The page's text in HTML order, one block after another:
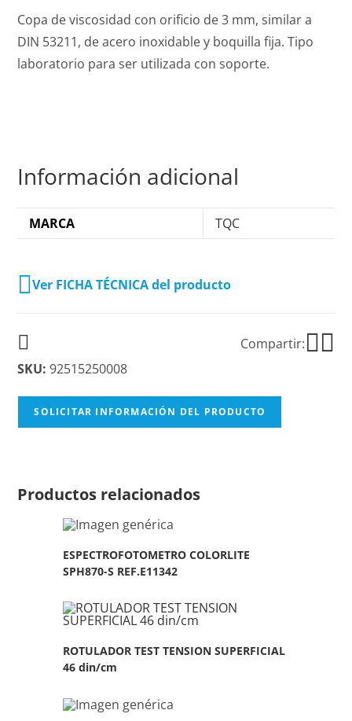
Copa de viscosidad con orificio de 3 mm, similar a
DIN 53211, de acero inoxidable y boquilla fija. Tipo
laboratorio para ser utilizada con soporte.
Información adicional
MARCA TQC
Ver FICHA TÉCNICA del producto
Compartir:
SKU: 92515250008
SOLICITAR INFORMACIÓN DEL PRODUCTO
Productos relacionados
ESPECTROFOTOMETRO COLORLITE
SPH870-S REF.E11342
ROTULADOR TEST TENSION SUPERFICIAL
46 din/cm